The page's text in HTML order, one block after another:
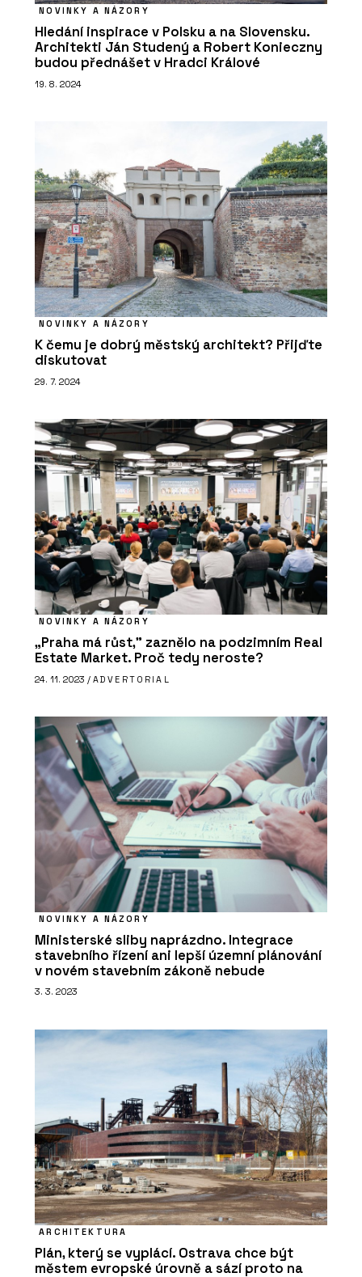
NOVINKY A NÁZORY
Hledání inspirace v Polsku a na Slovensku.
Architekti Ján Studený a Robert Konieczny
budou přednášet v Hradci Králové
19. 8. 2024
NOVINKY A NÁZORY
K čemu je dobrý městský architekt? Přijďte
diskutovat
29. 7. 2024
NOVINKY A NÁZORY
„Praha má růst,” zaznělo na podzimním Real
Estate Market. Proč tedy neroste?
24. 11. 2023 / ADVERTORIAL
NOVINKY A NÁZORY
Ministerské sliby naprázdno. Integrace
stavebního řízení ani lepší územní plánování
v novém stavebním zákoně nebude
3. 3. 2023
ARCHITEKTURA
Plán, který se vyplácí. Ostrava chce být
městem evropské úrovně a sází proto na